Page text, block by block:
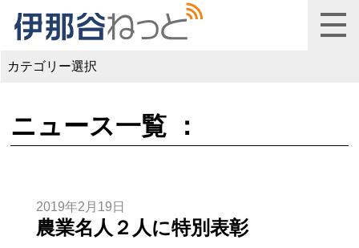
カテゴリー選択
ニュース一覧 ：
2019年2月19日
農業名人２人に特別表彰